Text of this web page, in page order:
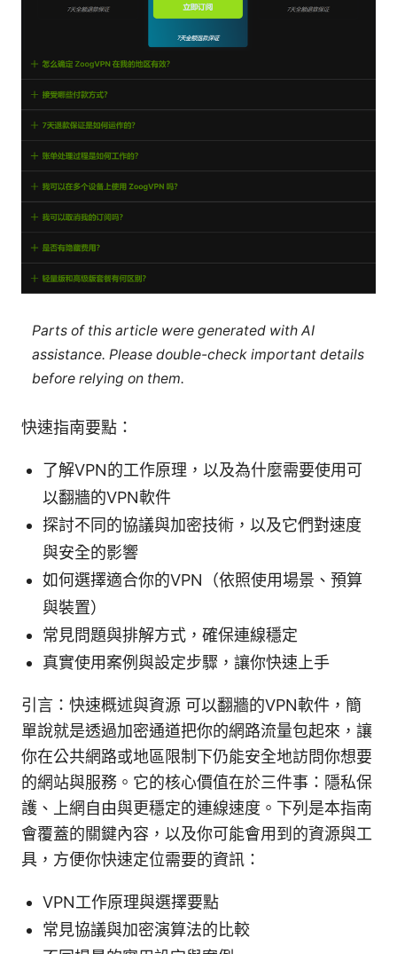
Parts of this article were generated with AI
assistance. Please double-check important details
before relying on them.
快速指南要點：
了解VPN的工作原理，以及為什麼需要使用可
以翻牆的VPN軟件
探討不同的協議與加密技術，以及它們對速度
與安全的影響
如何選擇適合你的VPN（依照使用場景、預算
與裝置）
常見問題與排解方式，確保連線穩定
真實使用案例與設定步驟，讓你快速上手
引言：快速概述與資源 可以翻牆的VPN軟件，簡
單說就是透過加密通道把你的網路流量包起來，讓
你在公共網路或地區限制下仍能安全地訪問你想要
的網站與服務。它的核心價值在於三件事：隱私保
護、上網自由與更穩定的連線速度。下列是本指南
會覆蓋的關鍵內容，以及你可能會用到的資源與工
具，方便你快速定位需要的資訊：
VPN工作原理與選擇要點
常見協議與加密演算法的比較